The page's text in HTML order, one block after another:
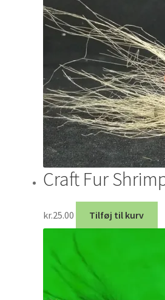
Craft Fur
kr.25.00 Tilføj til kurv